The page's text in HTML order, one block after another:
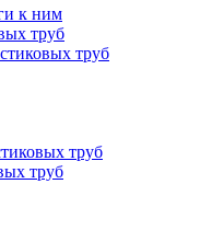
к ним
труб
труб
труб
труб